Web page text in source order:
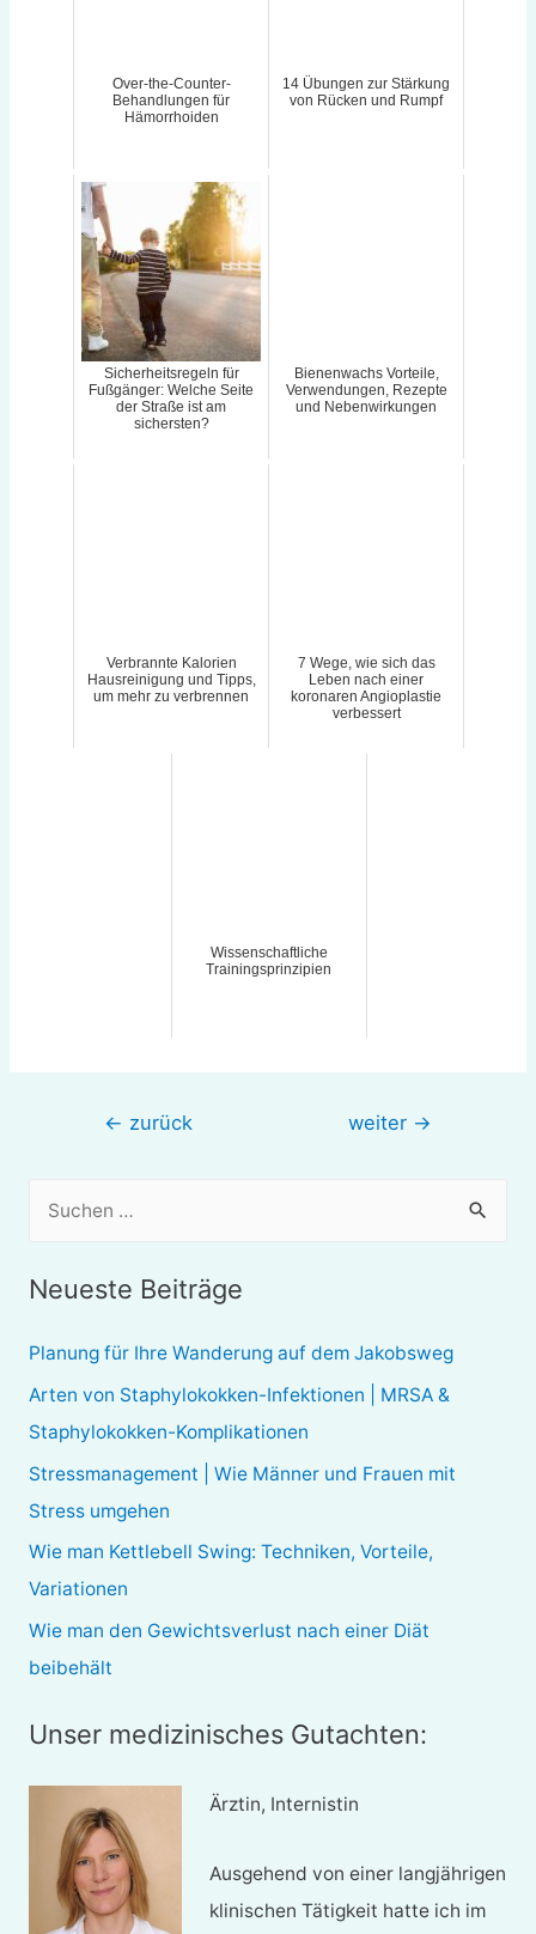
Over-the-Counter-
Behandlungen für
Hämorrhoiden
14 Übungen zur Stärkung
von Rücken und Rumpf
Sicherheitsregeln für
Fußgänger: Welche Seite
der Straße ist am
sichersten?
Bienenwachs Vorteile,
Verwendungen, Rezepte
und Nebenwirkungen
Verbrannte Kalorien
Hausreinigung und Tipps,
um mehr zu verbrennen
7 Wege, wie sich das
Leben nach einer
koronaren Angioplastie
verbessert
Wissenschaftliche
Trainingsprinzipien
Beitragsnavigation
← zurück weiter →
e
Neueste Beiträge
Planung für Ihre Wanderung auf dem Jakobsweg
Arten von Staphylokokken-Infektionen | MRSA &
Staphylokokken-Komplikationen
Stressmanagement | Wie Männer und Frauen mit
Stress umgehen
Wie man Kettlebell Swing: Techniken, Vorteile,
Variationen
Wie man den Gewichtsverlust nach einer Diät
beibehält
Unser medizinisches Gutachten:
Ärztin, Internistin
Ausgehend von einer langjährigen
klinischen Tätigkeit hatte ich im